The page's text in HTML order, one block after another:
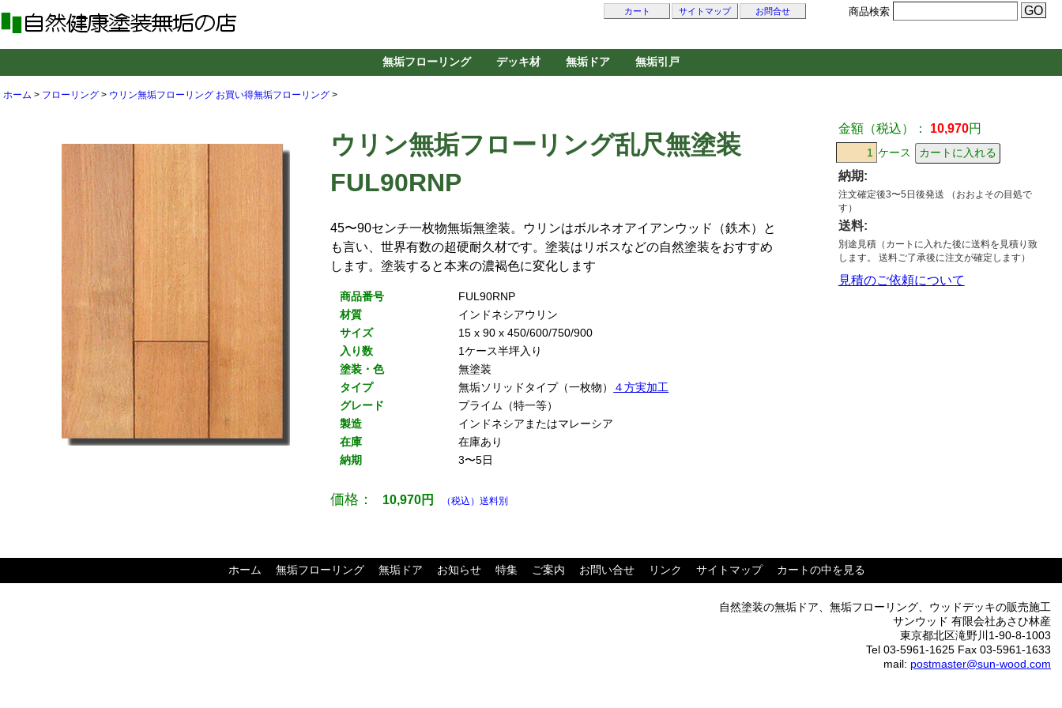
ホーム > フローリング > ウリン無垢フローリング お買い得無垢フローリング >
ウリン無垢フローリング乱尺無塗装
FUL90RNP
45〜90センチ一枚物無垢無塗装。ウリンはボルネオアイアンウッド（鉄木）と
も言い、世界有数の超硬耐久材です。塗装はリボスなどの自然塗装をおすすめ
します。塗装すると本来の濃褐色に変化します
商品番号
FUL90RNP
材質
インドネシアウリン
サイズ
15 x 90 x 450/600/750/900
入り数
1ケース半坪入り
塗装・色
無塗装
タイプ
無垢ソリッドタイプ（一枚物）
４方実加工
グレード
プライム（特一等）
製造
インドネシアまたはマレーシア
在庫
在庫あり
納期
3〜5日
価格： 10,970円 （税込）送料別
金額（税込）： 10,970円
ケース
納期:
注文確定後3〜5日後発送 （おおよその目処で
す）
送料:
別途見積（カートに入れた後に送料を見積り致
します。 送料ご了承後に注文が確定します）
見積のご依頼について
カート サイトマップ お問合せ 商品検索
無垢フローリング デッキ材 無垢ドア 無垢引戸
ホーム 無垢フローリング 無垢ドア お知らせ 特集 ご案内 お問い合せ リンク サイトマップ カートの中を見る
自然塗装の無垢ドア、無垢フローリング、ウッドデッキの販売施工
サンウッド 有限会社あさひ林産
東京都北区滝野川1-90-8-1003
Tel 03-5961-1625 Fax 03-5961-1633
mail: postmaster@sun-wood.com